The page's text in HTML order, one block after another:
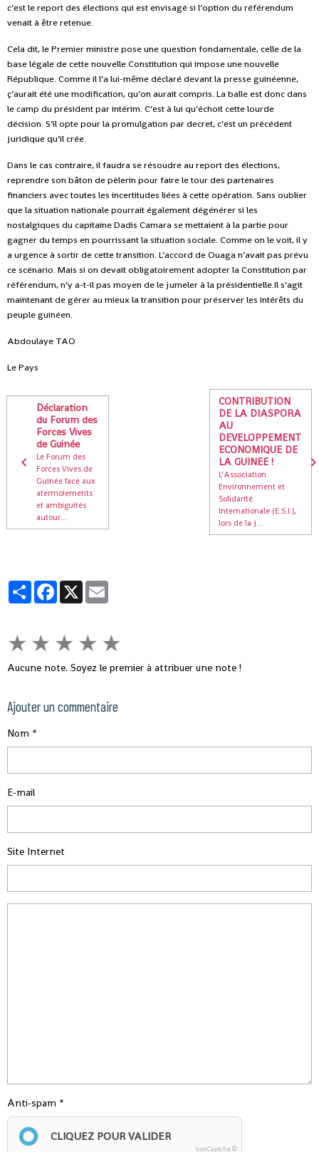
c’est le report des élections qui est envisagé si l’option du référendum
venait à être retenue.
Cela dit, le Premier ministre pose une question fondamentale, celle de la
base légale de cette nouvelle Constitution qui impose une nouvelle
République. Comme il l’a lui-même déclaré devant la presse guinéenne,
ç’aurait été une modification, qu’on aurait compris. La balle est donc dans
le camp du président par intérim. C’est à lui qu’échoit cette lourde
décision. S’il opte pour la promulgation par decret, c’est un précédent
juridique qu’il crée.
Dans le cas contraire, il faudra se résoudre au report des élections,
reprendre son bâton de pèlerin pour faire le tour des partenaires
financiers avec toutes les incertitudes liées à cette opération. Sans oublier
que la situation nationale pourrait également dégénérer si les
nostalgiques du capitaine Dadis Camara se mettaient à la partie pour
gagner du temps en pourrissant la situation sociale. Comme on le voit, il y
a urgence à sortir de cette transition. L’accord de Ouaga n’avait pas prévu
ce scénario. Mais si on devait obligatoirement adopter la Constitution par
référendum, n’y a-t-il pas moyen de le jumeler à la présidentielle.Il s’agit
maintenant de gérer au mieux la transition pour préserver les intérêts du
peuple guinéen.
Abdoulaye TAO
Le Pays
Déclaration
du Forum des
Forces Vives
de Guinée
Le Forum des
Forces Vives de
Guinée face aux
atermoiements
et ambiguïtés
autour...
CONTRIBUTION
DE LA DIASPORA
AU
DEVELOPPEMENT
ECONOMIQUE DE
LA GUINEE !
L’Association
Environnement et
Solidarité
Internationale (E.S.I.),
lors de la j...
PartagerFacebook
X
★ ★ ★ ★ ★
Aucune note. Soyez le premier à attribuer une note !
Ajouter un commentaire
Nom
E-mail
Site Internet
Anti-spam
CLIQUEZ POUR VALIDER
IconCaptcha ©